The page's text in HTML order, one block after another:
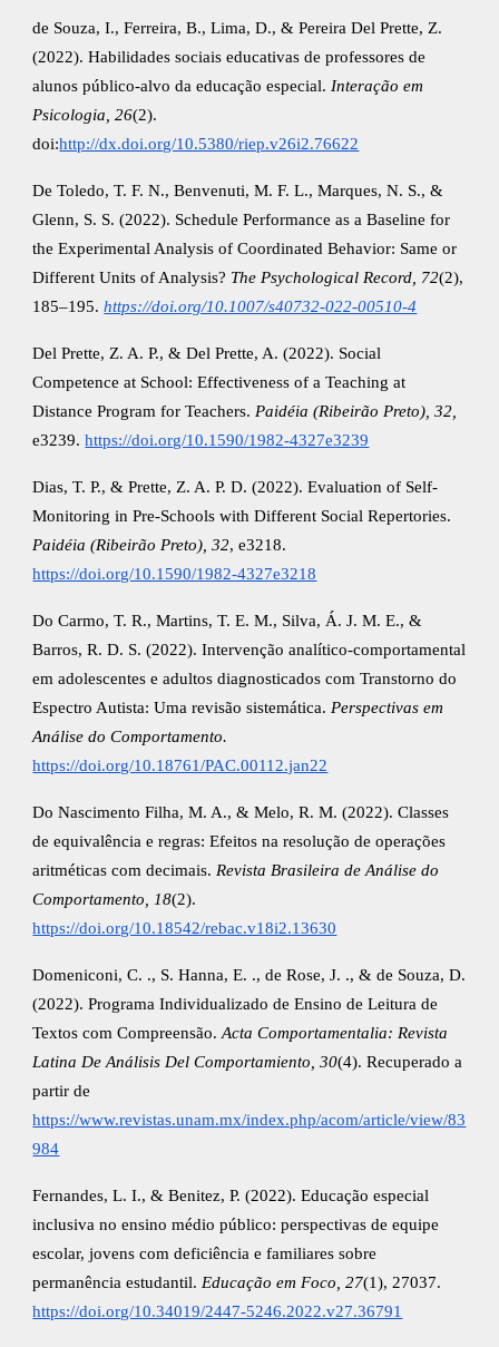
de Souza, I., Ferreira, B., Lima, D., & Pereira Del Prette, Z.
(2022). Habilidades sociais educativas de professores de
alunos público-alvo da educação especial. Interação em
Psicologia, 26(2).
doi:http://dx.doi.org/10.5380/riep.v26i2.76622
De Toledo, T. F. N., Benvenuti, M. F. L., Marques, N. S., &
Glenn, S. S. (2022). Schedule Performance as a Baseline for
the Experimental Analysis of Coordinated Behavior: Same or
Different Units of Analysis? The Psychological Record, 72(2),
185–195. https://doi.org/10.1007/s40732-022-00510-4
Del Prette, Z. A. P., & Del Prette, A. (2022). Social
Competence at School: Effectiveness of a Teaching at
Distance Program for Teachers. Paidéia (Ribeirão Preto), 32,
e3239. https://doi.org/10.1590/1982-4327e3239
Dias, T. P., & Prette, Z. A. P. D. (2022). Evaluation of Self-
Monitoring in Pre-Schools with Different Social Repertories.
Paidéia (Ribeirão Preto), 32, e3218.
https://doi.org/10.1590/1982-4327e3218
Do Carmo, T. R., Martins, T. E. M., Silva, Á. J. M. E., &
Barros, R. D. S. (2022). Intervenção analítico-comportamental
em adolescentes e adultos diagnosticados com Transtorno do
Espectro Autista: Uma revisão sistemática. Perspectivas em
Análise do Comportamento.
https://doi.org/10.18761/PAC.00112.jan22
Do Nascimento Filha, M. A., & Melo, R. M. (2022). Classes
de equivalência e regras: Efeitos na resolução de operações
aritméticas com decimais. Revista Brasileira de Análise do
Comportamento, 18(2).
https://doi.org/10.18542/rebac.v18i2.13630
Domeniconi, C. ., S. Hanna, E. ., de Rose, J. ., & de Souza, D.
(2022). Programa Individualizado de Ensino de Leitura de
Textos com Compreensão.Acta Comportamentalia: Revista
Latina De Análisis Del Comportamiento, 30(4). Recuperado a
partir de
https://www.revistas.unam.mx/index.php/acom/article/view/83
984
Fernandes, L. I., & Benitez, P. (2022). Educação especial
inclusiva no ensino médio público: perspectivas de equipe
escolar, jovens com deficiência e familiares sobre
permanência estudantil. Educação em Foco, 27(1), 27037.
https://doi.org/10.34019/2447-5246.2022.v27.36791